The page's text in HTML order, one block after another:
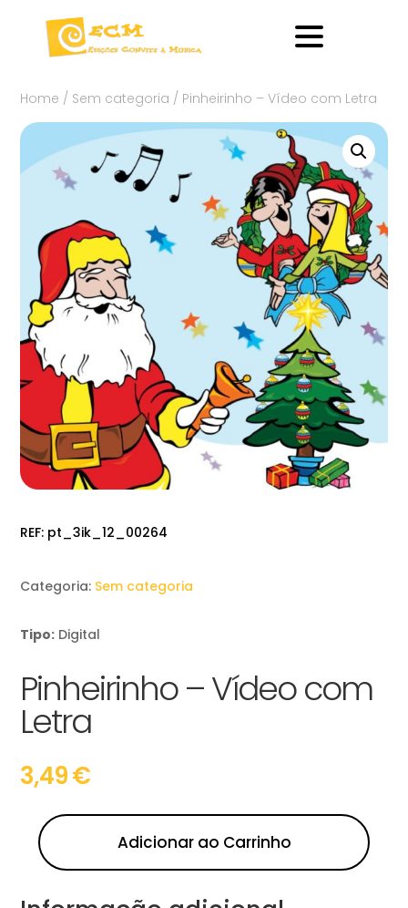
Home / Sem categoria / Pinheirinho – Vídeo com Letra
REF: pt_3ik_12_00264
Categoria: Sem categoria
Tipo: Digital
Pinheirinho – Vídeo com
Letra
3,49€
Adicionar ao Carrinho